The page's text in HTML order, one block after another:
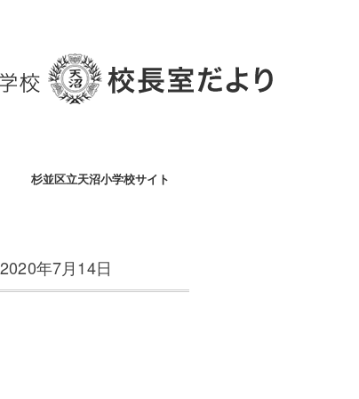
杉並区立天沼小学校サイト
2020年7月14日